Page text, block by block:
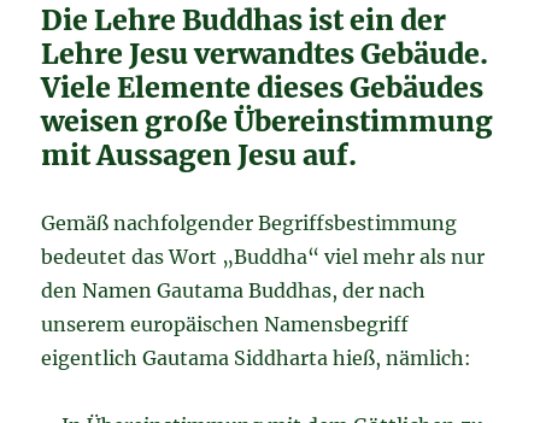
Die Lehre Buddhas ist ein der
Lehre Jesu verwandtes Gebäude.
Viele Elemente dieses Gebäudes
weisen große Übereinstimmung
mit Aussagen Jesu auf.
Gemäß nachfolgender Begriffsbestimmung
bedeutet das Wort „Buddha“ viel mehr als nur
den Namen Gautama Buddhas, der nach
unserem europäischen Namensbegriff
eigentlich Gautama Siddharta hieß, nämlich: